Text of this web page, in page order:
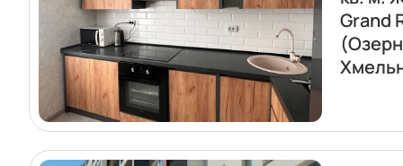
Grand